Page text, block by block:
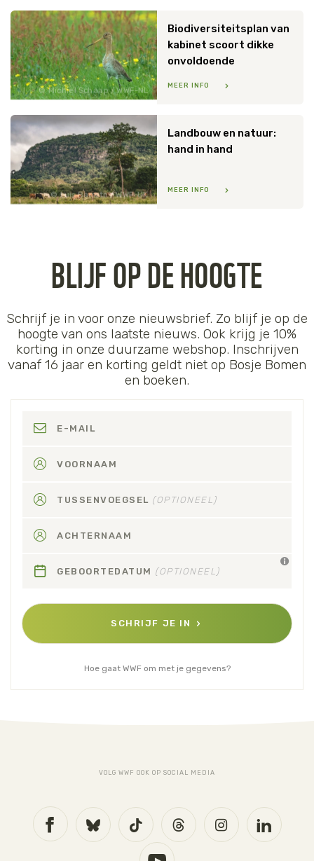
Michiel Schaap / WWF-NL
Biodiversiteitsplan van
kabinet scoort dikke
onvoldoende
MEER INFO
Luis Barreto / WWF-UK
Landbouw en natuur:
hand in hand
MEER INFO
BLIJF OP DE HOOGTE
Schrijf je in voor onze nieuwsbrief. Zo blijf je op de
hoogte van ons laatste nieuws. Ook krijg je 10%
korting in onze duurzame webshop. Inschrijven
vanaf 16 jaar en korting geldt niet op Bosje Bomen
en boeken.
E-MAIL
VOORNAAM
TUSSENVOEGSEL (OPTIONEEL)
ACHTERNAAM
GEBOORTEDATUM (OPTIONEEL)
SCHRIJF JE IN
Hoe gaat WWF om met je gegevens?
VOLG WWF OOK OP SOCIAL MEDIA